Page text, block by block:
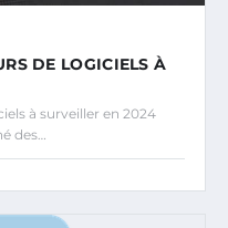
DE LOGICIELS À
à surveiller en 2024
des…